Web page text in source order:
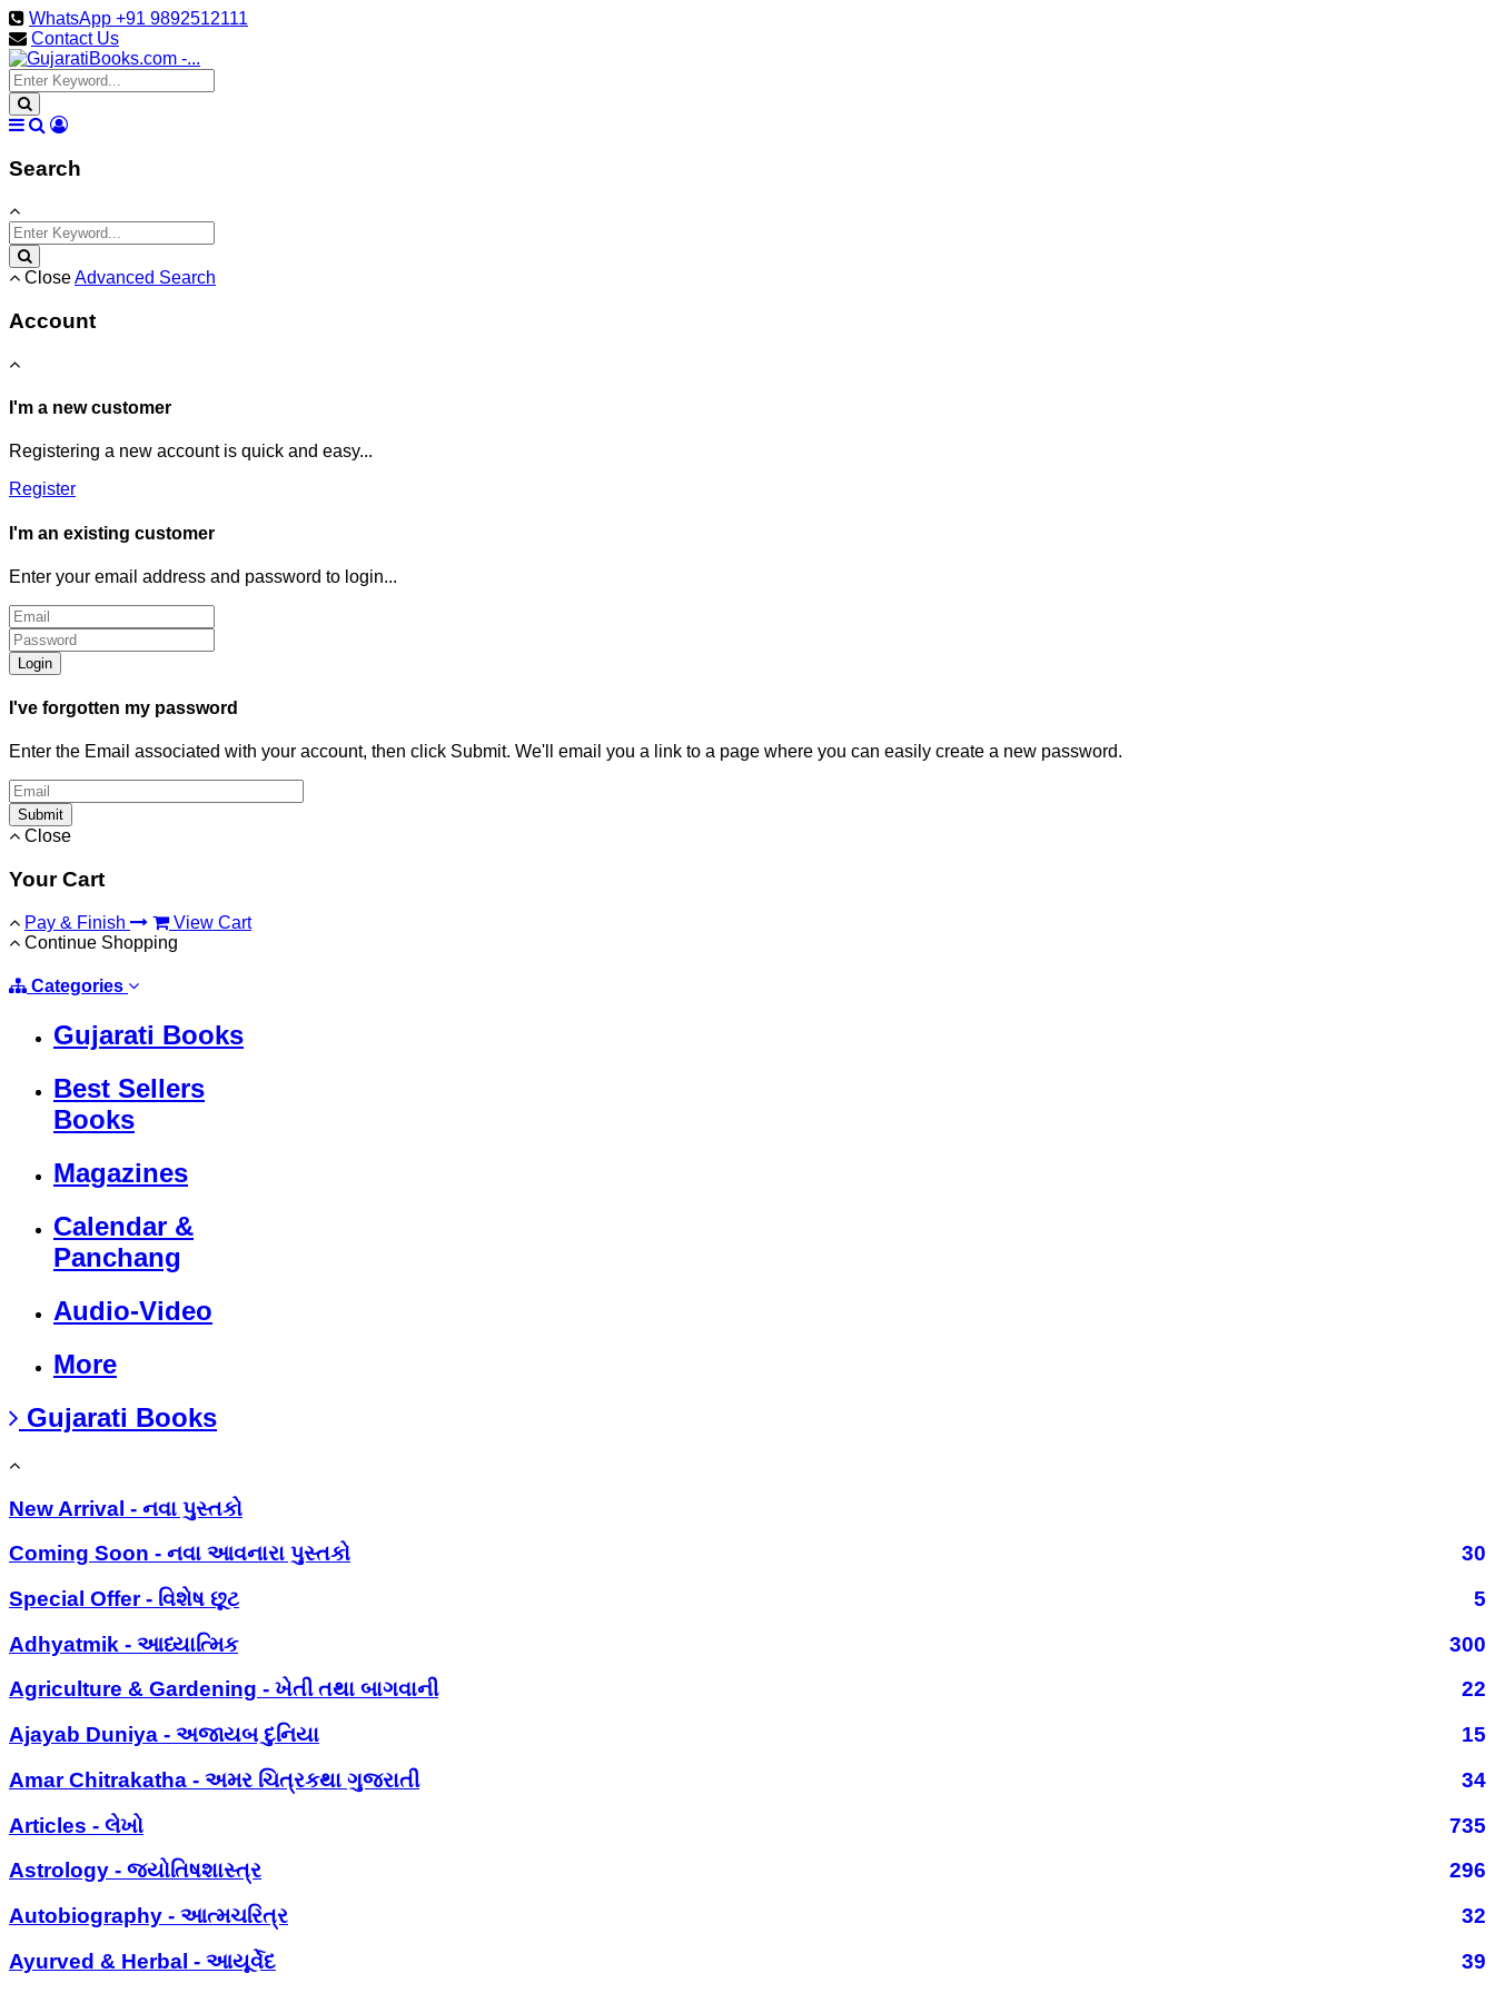
WhatsApp +91 9892512111
Contact Us
Search
CloseAdvanced Search
Account
I'm a new customer
Registering a new account is quick and easy...
Register
I'm an existing customer
Enter your email address and password to login...
Login
I've forgotten my password
Enter the Email associated with your account, then click Submit. We'll email you a link to a page where you can easily create a new password.
Submit
Close
Your Cart
Pay & Finish
View Cart
Continue Shopping
Categories
Gujarati Books
Best Sellers
Books
Magazines
Calendar &
Panchang
Audio-Video
More
Gujarati Books
New Arrival - નવા પુસ્તકો
Coming Soon - નવા આવનારા પુસ્તકો
30
Special Offer - વિશેષ છૂટ
5
Adhyatmik - આધ્યાત્મિક
300
Agriculture & Gardening - ખેતી તથા બાગવાની
22
Ajayab Duniya - અજાયબ દુનિયા
15
Amar Chitrakatha - અમર ચિત્રકથા ગુજરાતી
34
Articles - લેખો
735
Astrology - જ્યોતિષશાસ્ત્ર
296
Autobiography - આત્મચરિત્ર
32
Ayurved & Herbal - આયૂર્વેદ
39